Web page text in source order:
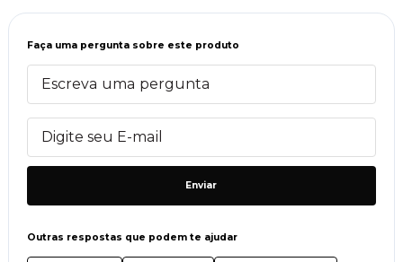
Faça uma pergunta sobre este produto
Enviar
Outras respostas que podem te ajudar